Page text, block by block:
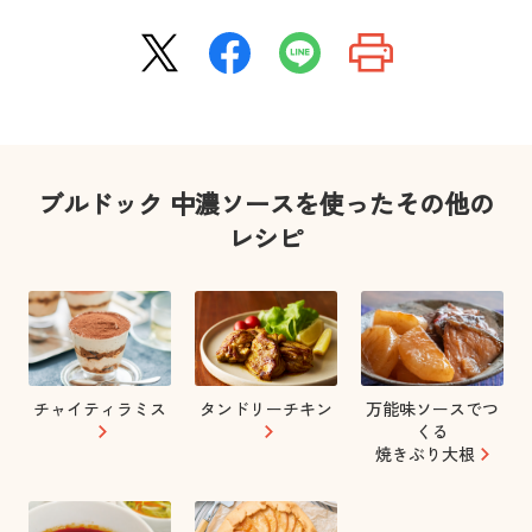
ブルドック 中濃ソースを使ったその他の
レシピ
チャイティラミス タンドリーチキン
万能味ソースでつ
くる
焼きぶり大根